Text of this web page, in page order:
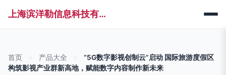
上海滨洋勒信息科技有限公司
首页 产品大全
“5G数字影视创制云”启动 国际旅游度假区
构筑影视产业群新高地，赋能数字内容制作新未来